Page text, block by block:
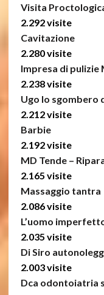
Visita
2.292 visite
Cavitazione
2.280 visite
Impresa di pulizie
2.238 visite
Ugo lo sgombero
2.212 visite
Barbie
2.192 visite
MD Tende –
2.165 visite
Massaggio tantra
2.086 visite
L’uomo
2.035 visite
Di Siro
2.003 visite
Dca odontoiatria